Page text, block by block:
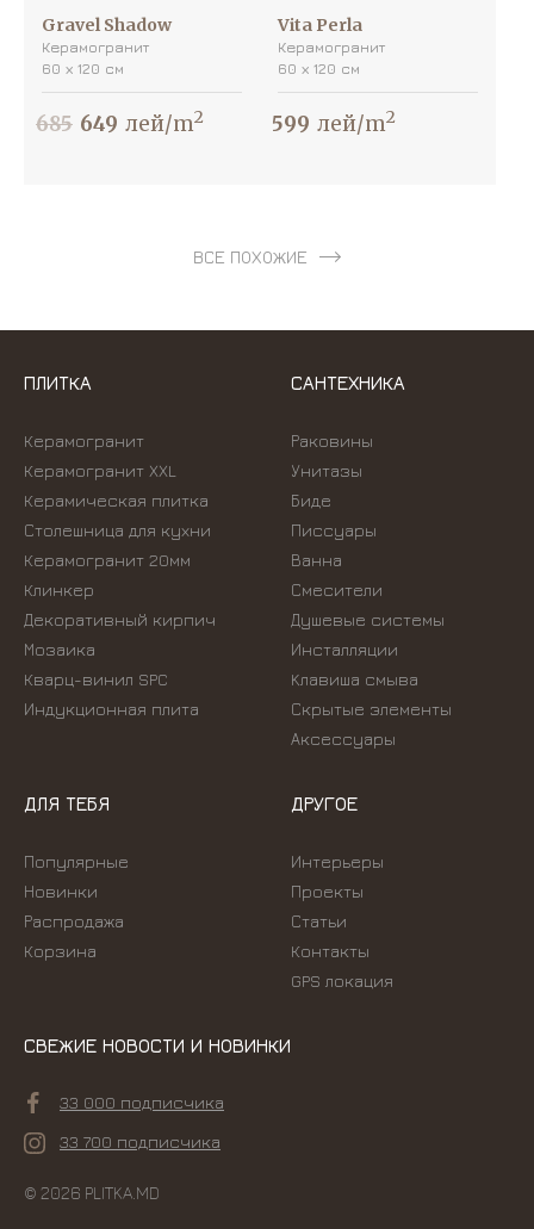
Gravel Shadow
Керамогранит
60 х 120 см
685 649 лей/m2
Vita Perla
Керамогранит
60 х 120 см
599 лей/m2
ВСЕ ПОХОЖИЕ
ПЛИТКА
Керамогранит
Керамогранит XXL
Керамическая плитка
Столешница для кухни
Керамогранит 20мм
Клинкер
Декоративный кирпич
Мозаика
Кварц-винил SPC
Индукционная плита
САНТЕХНИКА
Раковины
Унитазы
Биде
Писсуары
Ванна
Смесители
Душевые системы
Инсталляции
Kлавиша смыва
Скрытые элементы
Аксессуары
ДЛЯ ТЕБЯ
Популярные
Новинки
Распродажа
Корзина
ДРУГОЕ
Интерьеры
Проекты
Статьи
Контакты
GPS локация
СВЕЖИЕ НОВОСТИ И НОВИНКИ
33 000 подписчика
33 700 подписчика
© 2026 PLITKA.MD